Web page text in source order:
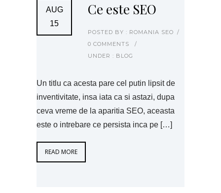
AUG
15
Ce este SEO
POSTED BY : ROMANIA SEO /
0 COMMENTS
/
UNDER : BLOG
Un titlu ca acesta pare cel putin lipsit de
inventivitate, insa iata ca si astazi, dupa
ceva vreme de la aparitia SEO, aceasta
este o intrebare ce persista inca pe […]
READ MORE